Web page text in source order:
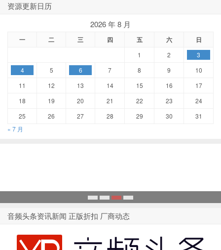
资源更新日历
2026 年 8 月
一 二 三 四 五 六 日
1 2
3
4
5 6 7 8 9
10
11
12 13 14 15 16
17
18
19 20 21 22 23
24
25
26 27 28 29 30
31
« 7 月
音频头条资讯新闻 正版折扣 厂商动态